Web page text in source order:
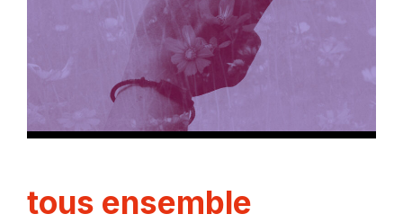
tous ensemble